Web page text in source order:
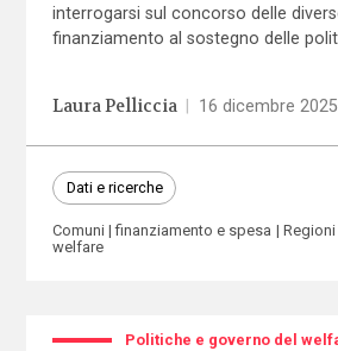
interrogarsi sul concorso delle
finanziamento al sostegno delle
Laura Pelliccia 16 dicembre 2025
Dati e ricerche
Comuni finanziamento e spesa Regioni
welfare
Politiche e governo del